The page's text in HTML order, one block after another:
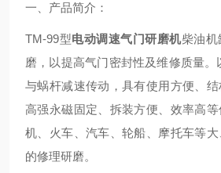
一、产品简介：
TM-99型电动调速气门研磨机柴油机
磨，以提高气门密封性及维修质量。
与蜗杆减速传动，具有使用方便、结
高强永磁固定、拆装方便、效率高
机、火车、汽车、轮船、摩托车等
的修理研磨。